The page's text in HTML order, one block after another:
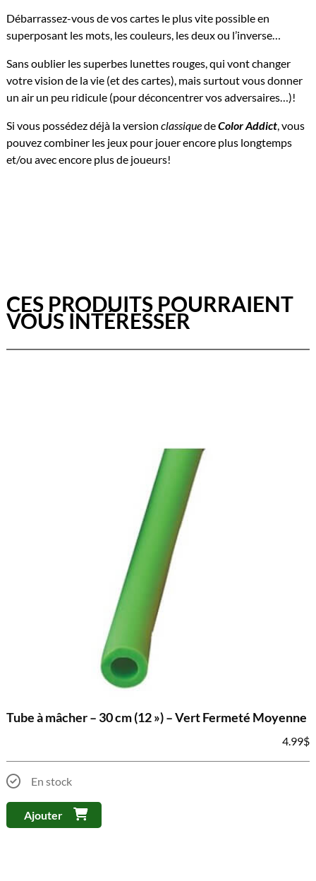
Débarrassez-vous de vos cartes le plus vite possible en
superposant les mots, les couleurs, les deux ou l’inverse…
Sans oublier les superbes lunettes rouges, qui vont changer
votre vision de la vie (et des cartes), mais surtout vous donner
un air un peu ridicule (pour déconcentrer vos adversaires…)!
Si vous possédez déjà la version classiquedeColor Addict, vous
pouvez combiner les jeux pour jouer encore plus longtemps
et/ou avec encore plus de joueurs!
CES PRODUITS POURRAIENT
VOUS INTÉRESSER
Tube à mâcher – 30 cm (12 ») – Vert Fermeté Moyenne
4.99$
En stock
Ajouter